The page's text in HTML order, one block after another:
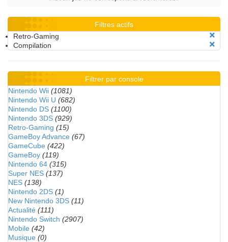
Filtres actifs
Retro-Gaming
Compilation
Filtrer par console
Nintendo Wii (1081)
Nintendo Wii U (682)
Nintendo DS (1100)
Nintendo 3DS (929)
Retro-Gaming (15)
GameBoy Advance (67)
GameCube (422)
GameBoy (119)
Nintendo 64 (315)
Super NES (137)
NES (138)
Nintendo 2DS (1)
New Nintendo 3DS (11)
Actualité (111)
Nintendo Switch (2907)
Mobile (42)
Musique (0)